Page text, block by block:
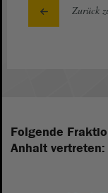
Zurück
Folgende
Anhalt vertreten: